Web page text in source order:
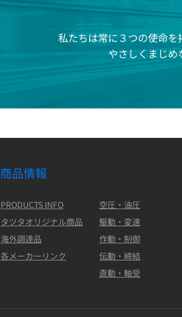
私たちは常に３つの使命
やさしくまじめ
商品情報
PRODUCTS INFO 空圧・油圧
タツタオリジナル商品
駆動・変速
海外調達品
作動・制御
各メーカーリンク
伝動・締結
直動・軸受